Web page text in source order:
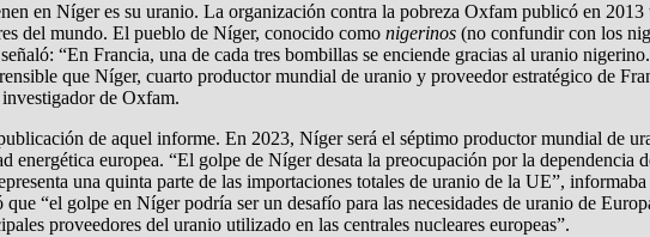
en Níger es su uranio. La organización contra la pobreza Oxfam publicó en
del mundo. El pueblo de Níger, conocido como nigerinos (no confundir con los
“En Francia, una de cada tres bombillas se enciende gracias al uranio
que Níger, cuarto productor mundial de uranio y proveedor estratégico de
de Oxfam.
de aquel informe. En 2023, Níger será el séptimo productor mundial de
energética europea. “El golpe de Níger desata la preocupación por la
una quinta parte de las importaciones totales de uranio de la UE”,
que “el golpe en Níger podría ser un desafío para las necesidades de uranio de
proveedores del uranio utilizado en las centrales nucleares europeas”.